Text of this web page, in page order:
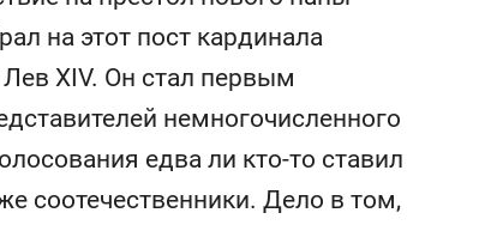
на этот пост кардинала
XIV. Он стал первым
немногочисленного
едва ли кто-то ставил
соотечественники. Дело в том,
как «Водоканал»
артерии
гастрокомплекс «Кайт»
задает новый ритм